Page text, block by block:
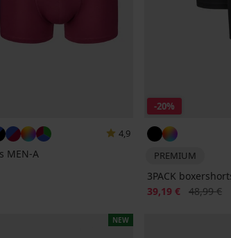
4,9
MEN-A
-20%
PREMIUM
3PACK
Korting
39,19 € 48,99 €
NEW